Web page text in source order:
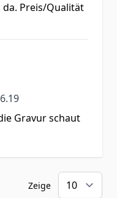
da. Preis/Qualität
2019
Gravur schaut
Zeige